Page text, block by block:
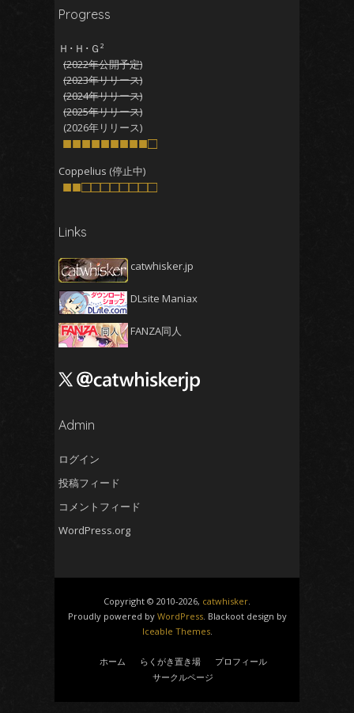
2025年12月
2025年11月
2025年10月(4)
2025年9月 (4)
2025年8月(5)
2025年7月(4)
(4)
2025年5月(5)
2025年3月
2025年2月(4)
2025年1月(5)
2024年12月(5)
2024年11月(5)
2024年9月(4)
2024年7月
2023年11月(4)
2023年9月(5)
Progress
Ｈ･Ｈ･Ｇ²
(2022年公開予定)
(2023年リリース)
(2024年リリース)
(2025年リリース)
(2026年リリース)
■■■■■■■■■□
Coppelius (停止中)
■■□□□□□□□□
Links
catwhisker.jp
DLsite Maniax
FANZA同人
Admin
ログイン
投稿フィード
コメントフィード
WordPress.org
Copyright © 2010-2026, catwhisker.
Proudly powered by WordPress. Blackoot design by
Iceable Themes.
ホーム らくがき置き場
プロフィール
サークルページ